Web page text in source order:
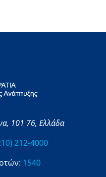
101 76, Ελλάδα
212-4000
1540